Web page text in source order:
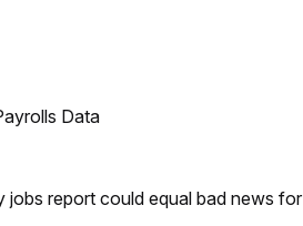
Data
jobs report could equal bad news for